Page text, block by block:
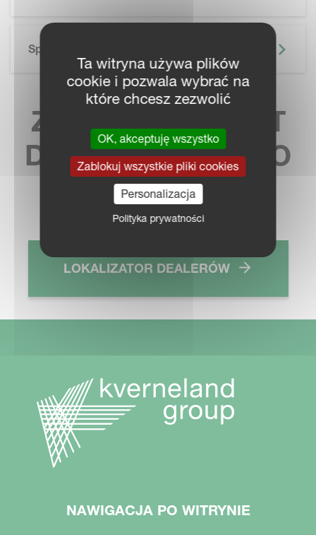
Specyfikacja Techniczna
ZNAJDŹ KONTAKT
DO NAJBLIŻSZEGO
SPRZEDAWCY
LOKALIZATOR DEALERÓW
NAWIGACJA PO WITRYNIE
Ta witryna używa plików
cookie i pozwala wybrać na
które chcesz zezwolić
OK, akceptuję wszystko
Zablokuj wszystkie pliki cookies
Personalizacja
Polityka prywatności